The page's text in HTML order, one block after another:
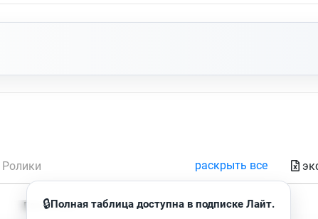
Ролики раскрыть все
Просмотров Время чтения
🔒Полная таблица доступна в подписке Лайт.